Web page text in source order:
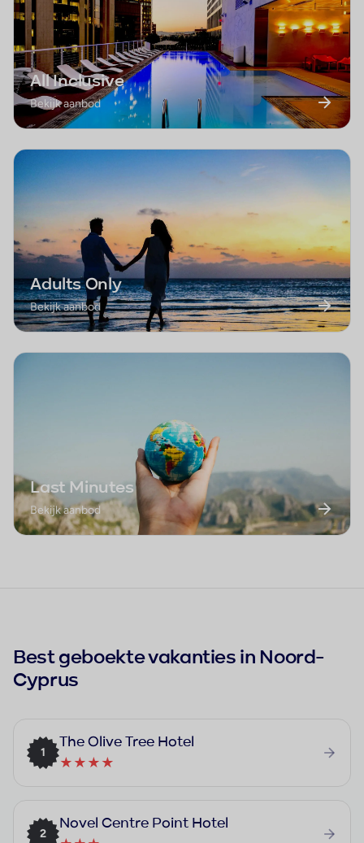
All Inclusive
Bekijk aanbod
Adults Only
Bekijk aanbod
Last Minutes
Bekijk aanbod
Best geboekte vakanties in Noord-
Cyprus
1
The Olive Tree Hotel
★★★★
2
Novel Centre Point Hotel